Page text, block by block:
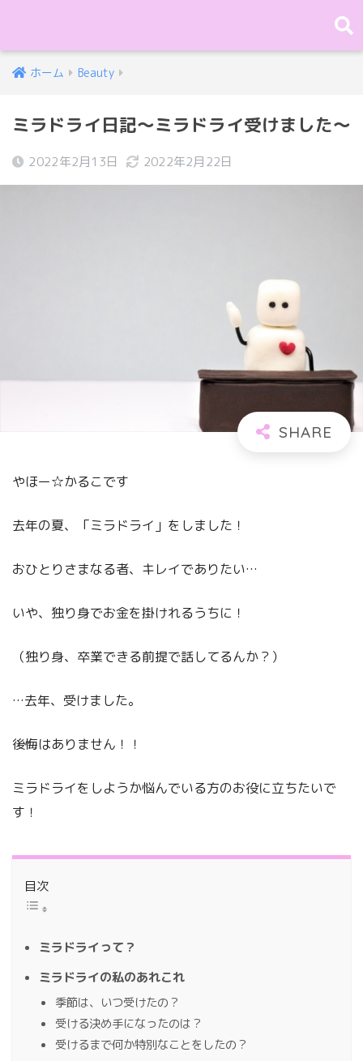
ホーム Beauty
ミラドライ日記〜ミラドライ受けました〜
2022年2月13日 2022年2月22日
やほー☆かるこです
去年の夏、「ミラドライ」をしました！
おひとりさまなる者、キレイでありたい…
いや、独り身でお金を掛けれるうちに！
（独り身、卒業できる前提で話してるんか？）
…去年、受けました。
後悔はありません！！
ミラドライをしようか悩んでいる方のお役に立ちたいで
す！
目次
ミラドライって？
ミラドライの私のあれこれ
季節は、いつ受けたの？
受ける決め手になったのは？
受けるまで何か特別なことをしたの？